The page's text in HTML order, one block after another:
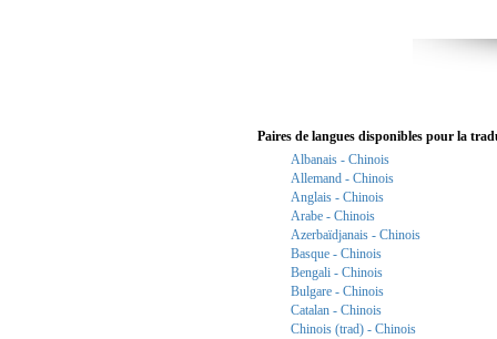
Paires de langues disponibles pour la
Albanais - Chinois
Allemand - Chinois
Anglais - Chinois
Arabe - Chinois
Azerbaïdjanais - Chinois
Basque - Chinois
Bengali - Chinois
Bulgare - Chinois
Catalan - Chinois
Chinois (trad) - Chinois